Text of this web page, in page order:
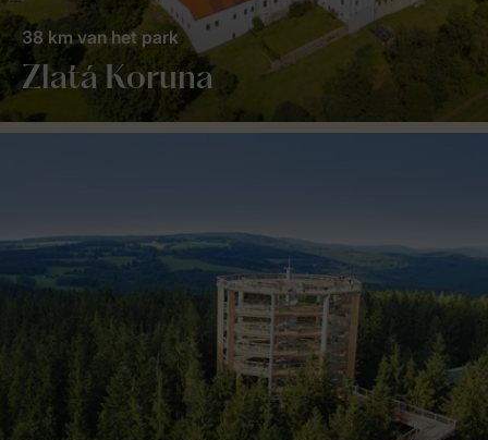
Zlatá Koruna
38 km van het park